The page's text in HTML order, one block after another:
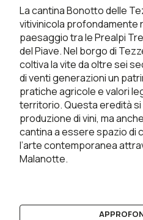
La cantina Bonotto delle
vitivinicola profondamente
paesaggio tra le Prealpi
del Piave. Nel borgo di
coltiva la vite da oltre sei
di venti generazioni un
pratiche agricole e valori
territorio. Questa eredità
produzione di vini, ma
cantina a essere spazio di
l’arte contemporanea
Malanotte.